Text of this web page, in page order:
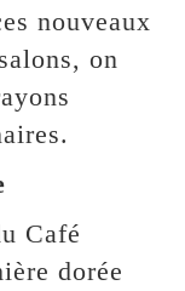
nouveaux
on
Café
dorée